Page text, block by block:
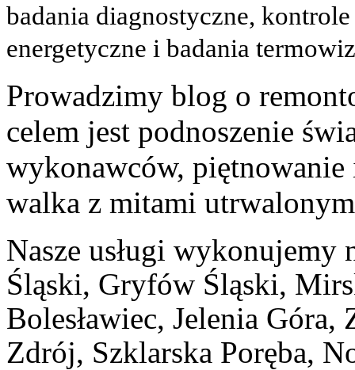
badania diagnostyczne,
energetyczne i badania
Prowadzimy blog o
celem jest podnoszenie
wykonawców,
walka z mitami
Nasze usługi
Śląski, Gryfów Śląski,
Bolesławiec, Jelenia
Zdrój, Szklarska Poręba,